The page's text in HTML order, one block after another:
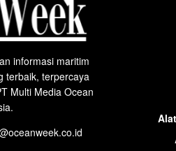
informasi maritim
terbaik, terpercaya
Multi Media Ocean